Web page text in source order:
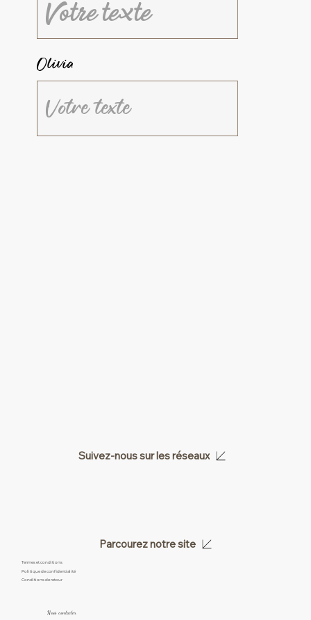
Olivia
Suivez-nous sur les réseaux
Parcourez notre site
Politique de confidentialité
Termes et conditions
Conditions de retour
Nous contacter